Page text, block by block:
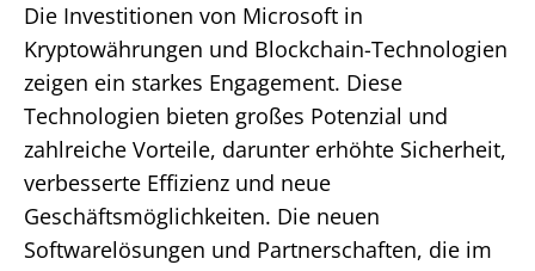
Die Investitionen von Microsoft in
Kryptowährungen und Blockchain-Technologien
zeigen ein starkes Engagement. Diese
Technologien bieten großes Potenzial und
zahlreiche Vorteile, darunter erhöhte Sicherheit,
verbesserte Effizienz und neue
Geschäftsmöglichkeiten. Die neuen
Softwarelösungen und Partnerschaften, die im